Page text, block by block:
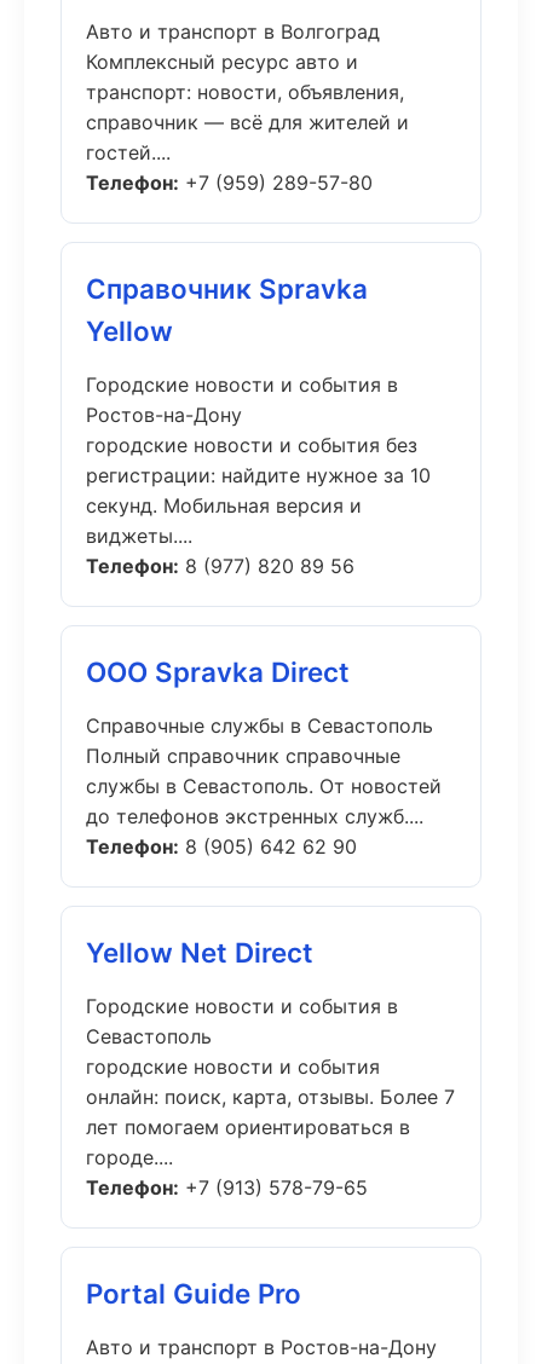
Авто и транспорт в Волгоград
Комплексный ресурс авто и
транспорт: новости, объявления,
справочник — всё для жителей и
гостей....
Телефон: +7 (959) 289-57-80
Справочник Spravka
Yellow
Городские новости и события в
Ростов-на-Дону
городские новости и события без
регистрации: найдите нужное за 10
секунд. Мобильная версия и
виджеты....
Телефон: 8 (977) 820 89 56
ООО Spravka Direct
Справочные службы в Севастополь
Полный справочник справочные
службы в Севастополь. От новостей
до телефонов экстренных служб....
Телефон: 8 (905) 642 62 90
Yellow Net Direct
Городские новости и события в
Севастополь
городские новости и события
онлайн: поиск, карта, отзывы. Более 7
лет помогаем ориентироваться в
городе....
Телефон: +7 (913) 578-79-65
Portal Guide Pro
Авто и транспорт в Ростов-на-Дону